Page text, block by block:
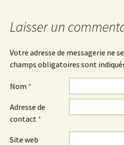
articles
Laisser un
Votre adresse de messagerie ne
champs obligatoires sont
Nom *
Adresse de
contact *
Site web